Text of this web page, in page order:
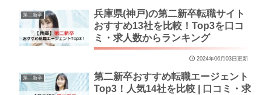
第二新卒
兵庫県(神戸)の第二新卒転職サイト
おすすめ13社を比較！Top3を口コ
ミ・求人数からランキング
2024年06月03日更新
第二新卒
第二新卒おすすめ転職エージェント
Top3！人気14社を比較 | 口コミ・求